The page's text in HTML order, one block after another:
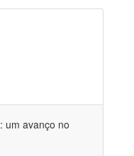
um avanço no